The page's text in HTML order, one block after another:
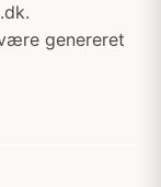
genereret